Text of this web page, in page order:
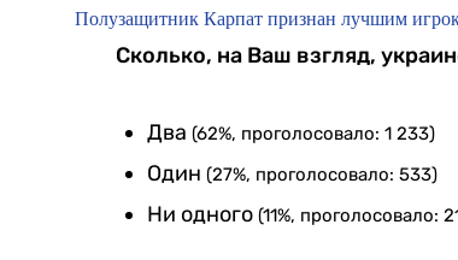
Полузащитник Карпат признан лучшим
Сколько, на Ваш взгляд,
Два (62%, проголосовало: 1 233)
Один (27%, проголосовало: 533)
Ни одного (11%, проголосовало: